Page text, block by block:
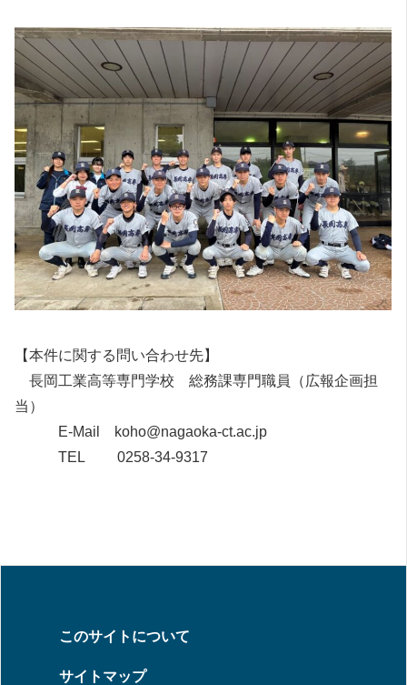
【本件に関する問い合わせ先】
長岡工業高等専門学校 総務課専門職員（広報企画担
当）
E-Mail koho@nagaoka-ct.ac.jp
TEL 0258-34-9317
このサイトについて
サイトマップ